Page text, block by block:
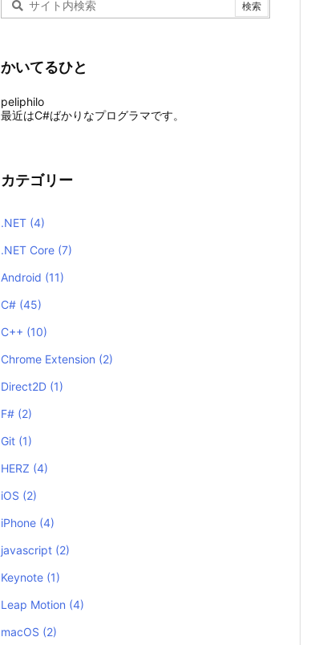
かいてるひと
peliphilo
最近はC#ばかりなプログラマです。
カテゴリー
.NET (4)
.NET Core (7)
Android (11)
C# (45)
C++ (10)
Chrome Extension (2)
Direct2D (1)
F# (2)
Git (1)
HERZ (4)
iOS (2)
iPhone (4)
javascript (2)
Keynote (1)
Leap Motion (4)
macOS (2)